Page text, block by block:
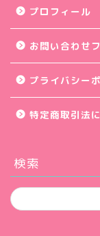
プロフィール
お問い合わせ
プライバシー
特定商取引法
検索